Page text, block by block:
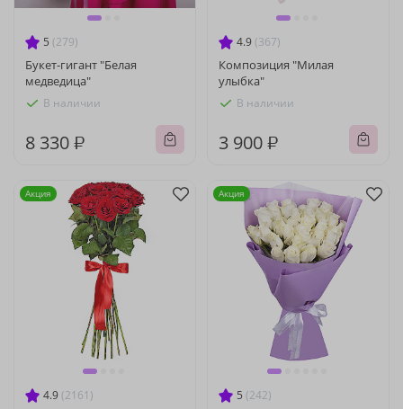
5 (279)
Букет-гигант "Белая
медведица"
В наличии
8 330 ₽
4.9 (367)
Композиция "Милая
улыбка"
В наличии
3 900 ₽
4.9 (2161)
Акция
5 (242)
Акция